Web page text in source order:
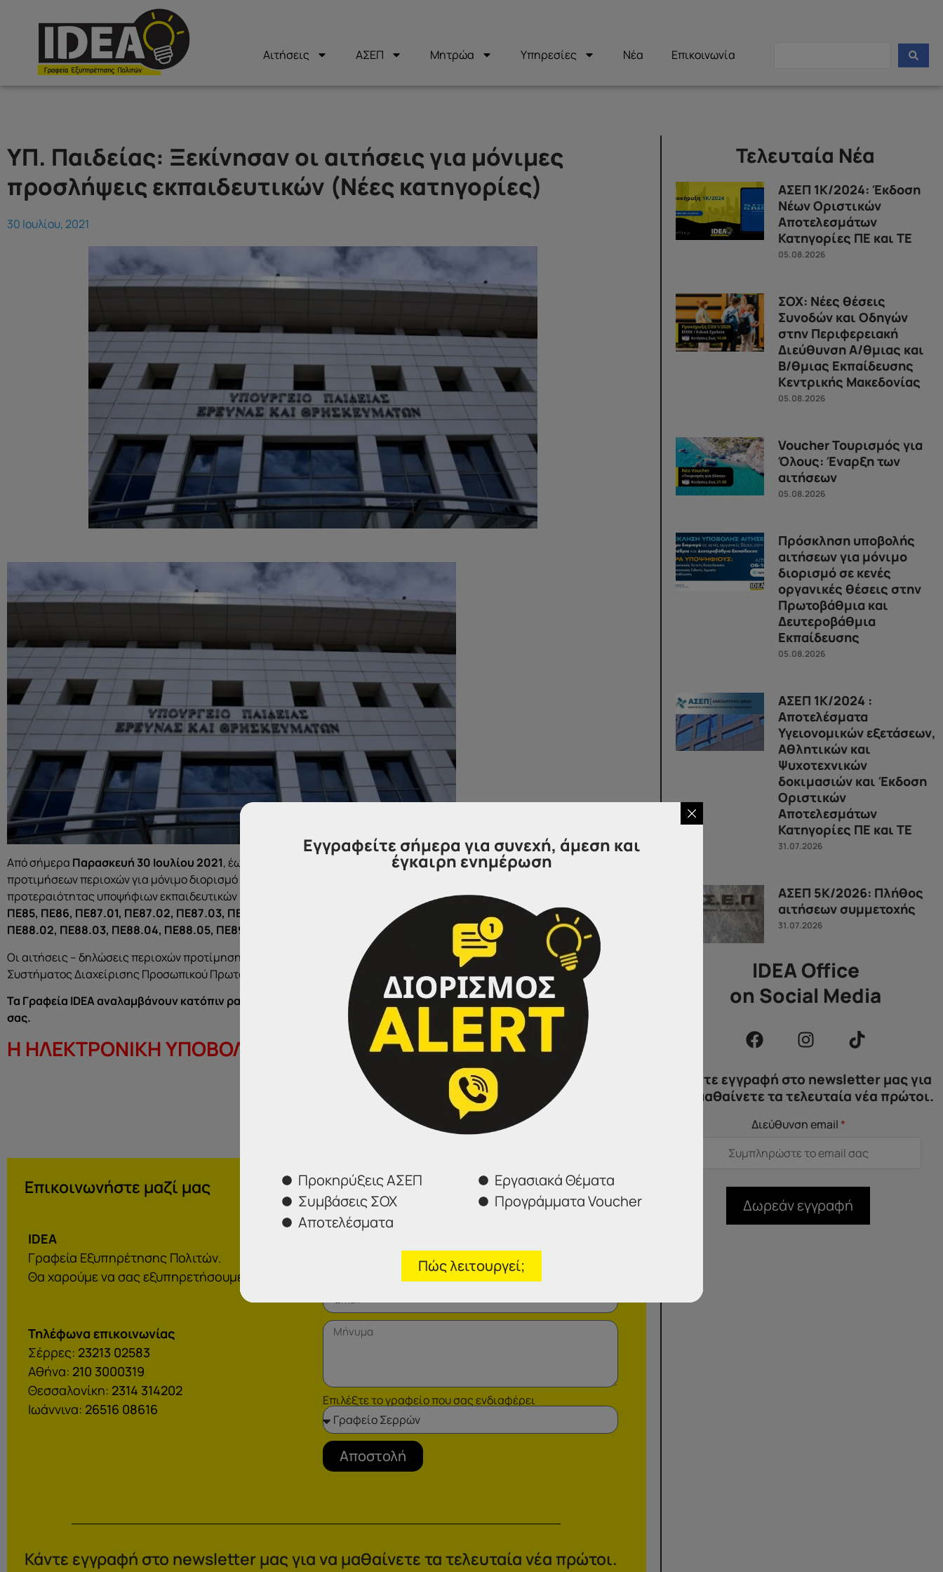
Αιτήσεις ΑΣΕΠ Μητρώα Υπηρεσίες Νέα Επικοινωνία
ΥΠ. Παιδείας: Ξεκίνησαν οι αιτήσεις για μόνιμες
προσλήψεις εκπαιδευτικών (Νέες κατηγορίες)
30 Ιουλίου, 2021
Από σήμερα Παρασκευή 30 Ιουλίου 2021, έως και την Τρίτη 3 Αυγούστου 2021, καλούνται να υποβάλουν αίτηση-δήλωση
προτιμήσεων περιοχών για μόνιμο διορισμό οι εγγεγραμμένοι στους τελικούς πίνακες κατάταξης με σειρά
προτεραιότητας υποψήφιων εκπαιδευτικών κλάδων/ειδικοτήτων
ΠΕ07, ΠΕ11, ΠΕ34, ΠΕ80, ΠΕ81, ΠΕ82, ΠΕ83, ΠΕ84,
ΠΕ85, ΠΕ86, ΠΕ87.01, ΠΕ87.02, ΠΕ87.03, ΠΕ87.04, ΠΕ87.05, ΠΕ87.06, ΠΕ87.07, ΠΕ87.08, ΠΕ87.09, ΠΕ87.10, ΠΕ88.01,
ΠΕ88.02, ΠΕ88.03, ΠΕ88.04, ΠΕ88.05, ΠΕ89.01, ΠΕ89.02, ΠΕ90, ΠΕ91.01, ΠΕ91.02
Οι αιτήσεις – δηλώσεις περιοχών προτίμησης υποβάλλονται ηλεκτρονικά μέσω του Ολοκληρωμένου Πληροφοριακού
Συστήματος Διαχείρισης Προσωπικού Πρωτοβάθμιας και Δευτεροβάθμιας Εκπαίδευσης (Ο.Π.ΣΥ.Δ.).
Τα Γραφεία IDEA αναλαμβάνουν κατόπιν ραντεβού την επιτυχή συμπλήρωση και ηλεκτρονική υποβολή της αίτησης
σας.
H ΗΛΕΚΤΡΟΝΙΚΗ ΥΠΟΒΟΛΗ ΤΩΝ ΑΙΤΗΣΕΩΝ ΕΧΕΙ ΟΛΟΚΛΗΡΩΘΕΙ!
Επικοινωνήστε μαζί μας
IDEA
Γραφεία Εξυπηρέτησης Πολιτών.
Θα χαρούμε να σας εξυπηρετήσουμε:
Τηλέφωνα επικοινωνίας
Σέρρες: 23213 02583
Αθήνα: 210 3000319
Θεσσαλονίκη: 2314 314202
Ιωάννινα: 26516 08616
Φόρμα επικοινωνίας
Επιλέξτε το γραφείο που σας ενδιαφέρει
Αποστολή
Κάντε εγγραφή στο newsletter μας για να μαθαίνετε τα τελευταία νέα πρώτοι.
Τελευταία Νέα
ΑΣΕΠ 1Κ/2024: Έκδοση
Νέων Οριστικών
Αποτελεσμάτων
Κατηγορίες ΠΕ και ΤΕ
05.08.2026
ΣΟΧ: Νέες θέσεις
Συνοδών και Οδηγών
στην Περιφερειακή
Διεύθυνση Α/θμιας και
Β/θμιας Εκπαίδευσης
Κεντρικής Μακεδονίας
05.08.2026
Voucher Τουρισμός για
Όλους: Έναρξη των
αιτήσεων
05.08.2026
Πρόσκληση υποβολής
αιτήσεων για μόνιμο
διορισμό σε κενές
οργανικές θέσεις στην
Πρωτοβάθμια και
Δευτεροβάθμια
Εκπαίδευσης
05.08.2026
ΑΣΕΠ 1Κ/2024 :
Αποτελέσματα
Υγειονομικών εξετάσεων,
Αθλητικών και
Ψυχοτεχνικών
δοκιμασιών και Έκδοση
Οριστικών
Αποτελεσμάτων
Κατηγορίες ΠΕ και ΤΕ
31.07.2026
ΑΣΕΠ 5Κ/2026: Πλήθος
αιτήσεων συμμετοχής
31.07.2026
IDEA Office
on Social Media
Κάντε εγγραφή στο newsletter μας για
να μαθαίνετε τα τελευταία νέα πρώτοι.
Διεύθυνση email*
Δωρεάν εγγραφή
Εγγραφείτε σήμερα για συνεχή, άμεση και
έγκαιρη ενημέρωση
Προκηρύξεις ΑΣΕΠ
Συμβάσεις ΣΟΧ
Αποτελέσματα
Εργασιακά Θέματα
Προγράμματα Voucher
Πώς λειτουργεί;